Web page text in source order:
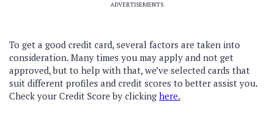
ADVERTISEMENTS
To get a good credit card, several factors are taken into
consideration. Many times you may apply and not get
approved, but to help with that, we’ve selected cards that
suit different profiles and credit scores to better assist you.
Check your Credit Score by clicking here.